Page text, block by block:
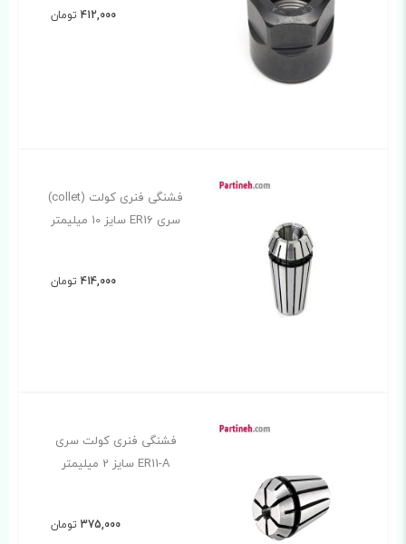
412,000 تومان
فشنگی فنری کولت (collet)
سری ER16 سایز 10 میلیمتر
414,000 تومان
فشنگی فنری کولت سری
ER11-A سایز 2 میلیمتر
375,000 تومان